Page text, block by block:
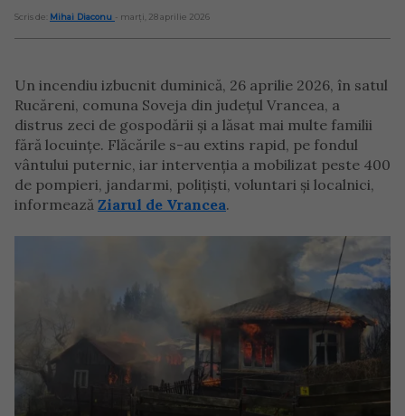
Scris de: Mihai Diaconu - marți, 28 aprilie 2026
Un incendiu izbucnit duminică, 26 aprilie 2026, în satul
Rucăreni, comuna Soveja din județul Vrancea, a
distrus zeci de gospodării și a lăsat mai multe familii
fără locuințe. Flăcările s-au extins rapid, pe fondul
vântului puternic, iar intervenția a mobilizat peste 400
de pompieri, jandarmi, polițiști, voluntari și localnici,
informează Ziarul de Vrancea.